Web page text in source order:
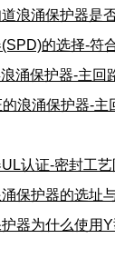
浪涌保护器是
的选择-符
浪涌保护器-主回
浪涌保护器-主
认证-密封工
保护器的选址
器为什么使用